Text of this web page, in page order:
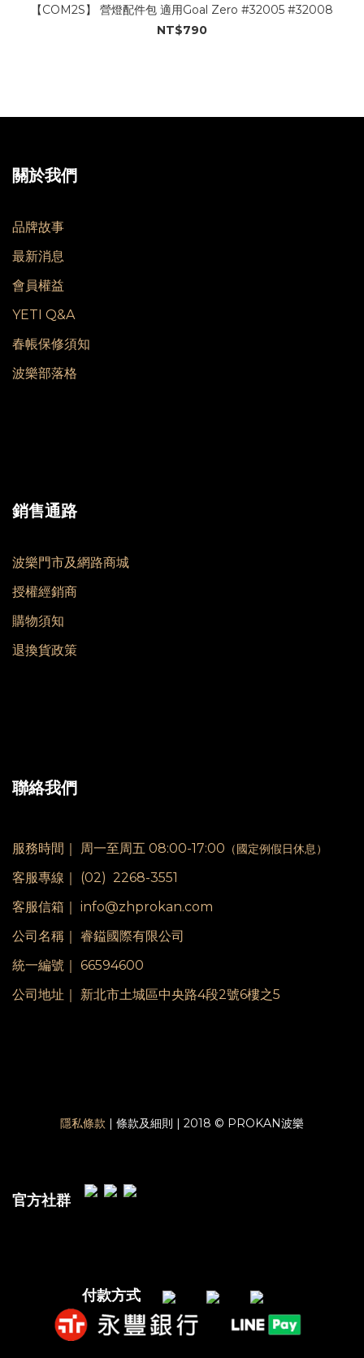
【COM2S】 營燈配件包 適用Goal Zero #32005 #32008
NT$790
關於我們
品牌故事
最新消息
會員權益
YETI Q&A
春帳保修須知
波樂部落格
銷售通路
波樂門市及網路商城
授權經銷商
購物須知
退換貨政策
聯絡我們
服務時間｜ 周一至周五 08:00-17:00 （國定例假日休息）
客服專線｜ (02) 2268-3551
客服信箱｜ info@zhprokan.com
公司名稱｜ 睿鎰國際有限公司
統一編號｜ 66594600
公司地址｜ 新北市土城區中央路4段2號6樓之5
隱私條款 | 條款及細則 | 2018 © PROKAN波樂
官方社群
付款方式